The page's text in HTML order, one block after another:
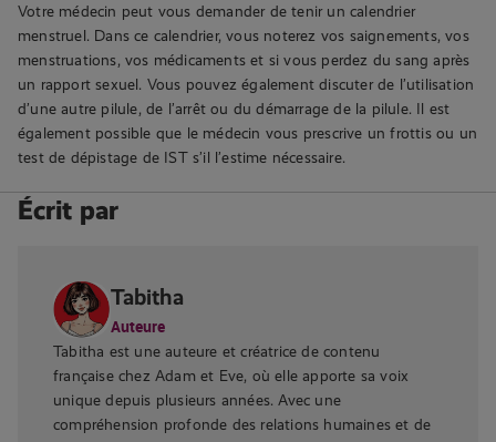
Votre médecin peut vous demander de tenir un calendrier
menstruel. Dans ce calendrier, vous noterez vos saignements, vos
menstruations, vos médicaments et si vous perdez du sang après
un rapport sexuel. Vous pouvez également discuter de l’utilisation
d’une autre pilule, de l’arrêt ou du démarrage de la pilule. Il est
également possible que le médecin vous prescrive un frottis ou un
test de dépistage de IST s’il l’estime nécessaire.
Écrit par
Tabitha
Auteure
Tabitha est une auteure et créatrice de contenu
française chez Adam et Eve, où elle apporte sa voix
unique depuis plusieurs années. Avec une
compréhension profonde des relations humaines et de